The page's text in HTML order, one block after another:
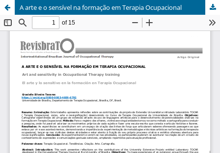
A arte e o sensível na formação em Terapia Ocupacional